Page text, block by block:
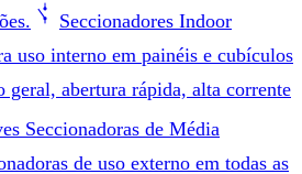
Seccionadores Indoor
uso interno em painéis e cubículos
abertura rápida, alta corrente
Seccionadoras de Média
de uso externo em todas as